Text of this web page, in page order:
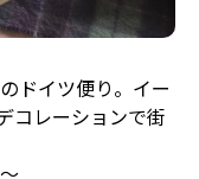
ドイツ便り。イー
コレーションで街